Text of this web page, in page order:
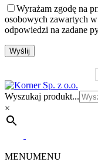
Wyrażam zgodę na
osobowych zawartych
odpowiedzi na zadane
Wyszukaj produkt...
×
MENUMENU